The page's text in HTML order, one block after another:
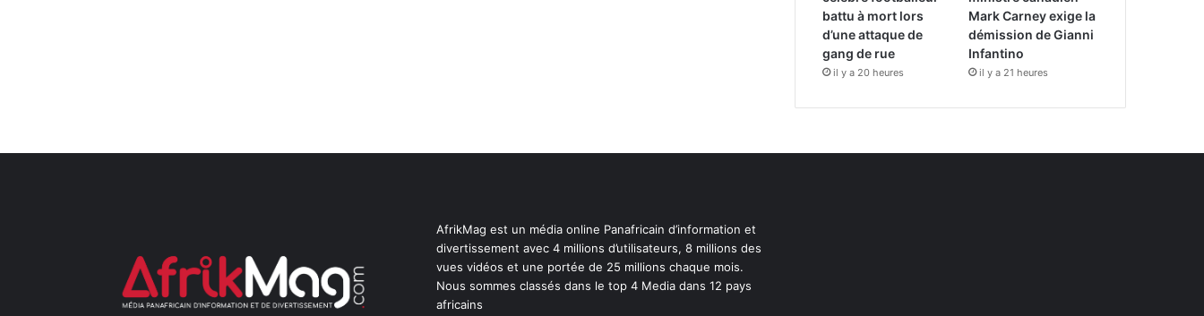
battu à mort lors
d’une attaque de
gang de rue
il y a 20 heures
Mark Carney exige la
démission de Gianni
Infantino
il y a 21 heures
AfrikMag est un média online Panafricain d’information et
divertissement avec 4 millions d’utilisateurs, 8 millions des
vues vidéos et une portée de 25 millions chaque mois.
Nous sommes classés dans le top 4 Media dans 12 pays
africains